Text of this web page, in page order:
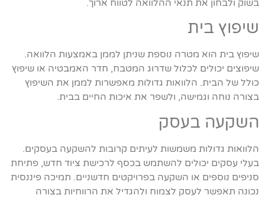
בשוק ולבחון את תנאי ההלוואה לטווח ארוך.
שיפוץ בית
שיפוץ בית הוא מטרה נוספת שניתן לממן באמצעות הלוואה.
שיפוצים יכולים לכלול שדרוג המטבח, חדר האמבטיה או שיפוץ
כולל של הבית. הלוואות גדולות מאפשרות לממן את השיפוץ
בצורה נוחה וגמישה, ולשפר את איכות החיים בבית.
השקעה בעסק
הלוואות גדולות משמשות לעיתים קרובות להשקעה בעסקים.
בעלי עסקים יכולים להשתמש בכסף לרכישת ציוד חדש, פתיחת
סניפים נוספים או השקעה בפרויקטים חדשניים. תמיכה פיננסית
נכונה תאפשר לעסק לצמוח ולהגדיל את הרווחיות בצורה